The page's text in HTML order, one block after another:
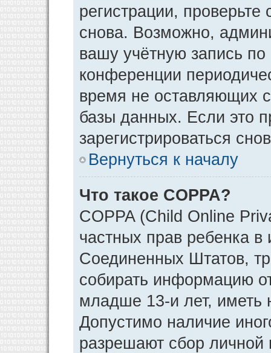
регистрации,
снова. Возможно,
вашу учётную запись
конференции
время не оставляющих
базы данных. Если это
зарегистрироваться
Вернуться к началу
Что такое COPPA?
COPPA (Child Online
частных прав ребенка в
Соединенных Штатов,
собирать информацию
младше 13-и лет, иметь
Допустимо наличие
разрешают сбор